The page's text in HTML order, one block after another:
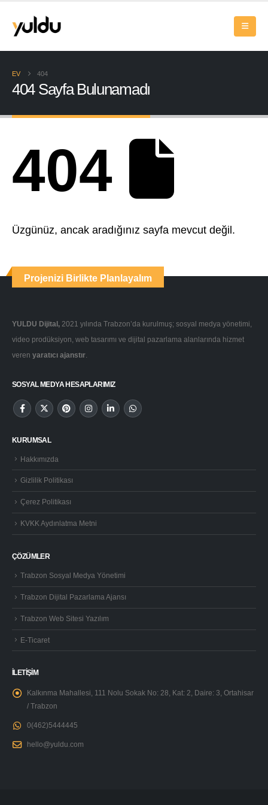
EV 404
404 Sayfa Bulunamadı
404
Üzgünüz, ancak aradığınız sayfa mevcut değil.
Projenizi Birlikte Planlayalım
YULDU Dijital, 2021 yılında Trabzon’da kurulmuş; sosyal medya yönetimi,
video prodüksiyon, web tasarımı ve dijital pazarlama alanlarında hizmet
veren yaratıcı ajanstır
SOSYAL MEDYA HESAPLARIMIZ
KURUMSAL
Hakkımızda
Gizlilik Politikası
Çerez Politikası
KVKK Aydınlatma Metni
ÇÖZÜMLER
Trabzon Sosyal Medya Yönetimi
Trabzon Dijital Pazarlama Ajansı
Trabzon Web Sitesi Yazılım
E-Ticaret
İLETİŞİM
Kalkınma Mahallesi, 111 Nolu Sokak No: 28, Kat: 2, Daire: 3, Ortahisar
/ Trabzon
0(462)5444445
hello@yuldu.com